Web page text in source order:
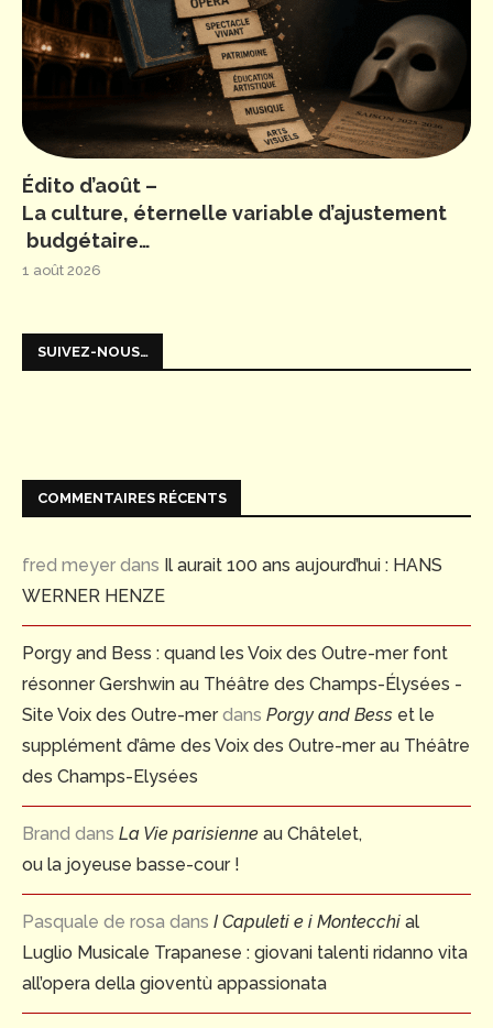
Édito d’août –
La culture, éternelle variable d’ajustement
budgétaire…
1 août 2026
SUIVEZ-NOUS…
COMMENTAIRES RÉCENTS
fred meyer dans Il aurait 100 ans aujourd’hui : HANS
WERNER HENZE
Porgy and Bess : quand les Voix des Outre-mer font
résonner Gershwin au Théâtre des Champs-Élysées -
Site Voix des Outre-merdans Porgy and Bess et le
supplément d’âme des Voix des Outre-mer au Théâtre
des Champs-Elysées
Brand dans La Vie parisienne au Châtelet,
ou la joyeuse basse-cour !
Pasquale de rosa dans I Capuleti e i Montecchi al
Luglio Musicale Trapanese : giovani talenti ridanno vita
all’opera della gioventù appassionata